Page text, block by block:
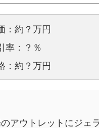
：約？万円
率：？％
：約？万円
アウトレットにジェ